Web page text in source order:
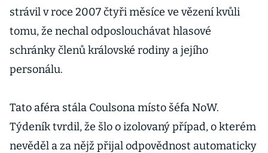
strávil v roce 2007 čtyři měsíce ve vězení kvůli
tomu, že nechal odposlouchávat hlasové
schránky členů královské rodiny a jejího
personálu.
Tato aféra stála Coulsona místo šéfa NoW.
Týdeník tvrdil, že šlo o izolovaný případ, o kterém
nevěděl a za nějž přijal odpovědnost automaticky